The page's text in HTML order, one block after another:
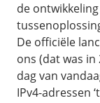
de
De officiële
ons (dat was
dag van
IPv4-adressen